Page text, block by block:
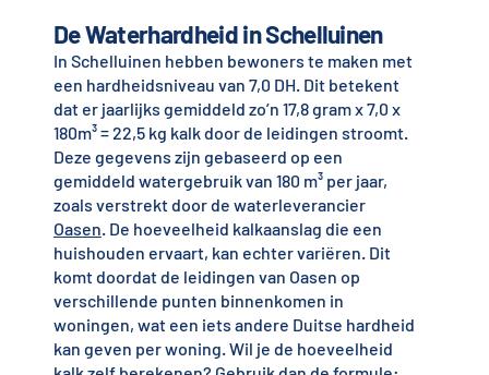
De Waterhardheid in Schelluinen
In Schelluinen hebben bewoners te maken met
een hardheidsniveau van 7,0 DH. Dit betekent
dat er jaarlijks gemiddeld zo’n 17,8 gram x 7,0 x
180m³ = 22,5 kg kalk door de leidingen stroomt.
Deze gegevens zijn gebaseerd op een
gemiddeld watergebruik van 180 m³ per jaar,
zoals verstrekt door de waterleverancier
Oasen. De hoeveelheid kalkaanslag die een
huishouden ervaart, kan echter variëren. Dit
komt doordat de leidingen van Oasen op
verschillende punten binnenkomen in
woningen, wat een iets andere Duitse hardheid
kan geven per woning. Wil je de hoeveelheid